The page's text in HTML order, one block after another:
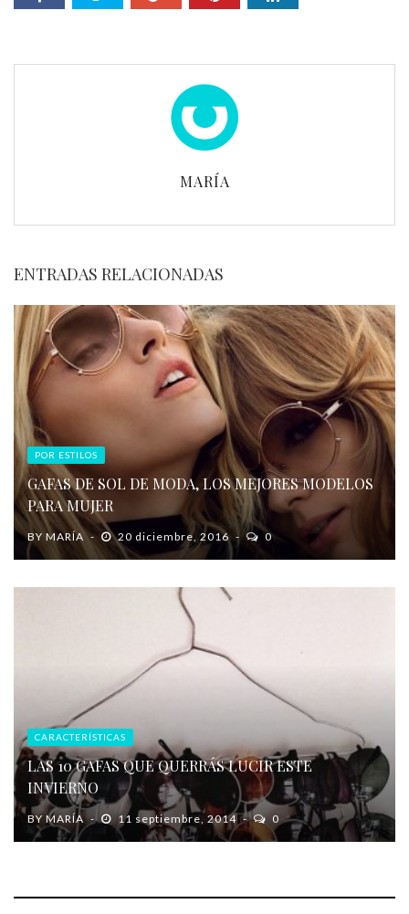
MARÍA
ENTRADAS RELACIONADAS
POR ESTILOS
GAFAS DE SOL DE MODA, LOS MEJORES MODELOS
PARA MUJER
BY MARÍA 20 diciembre, 2016 0
CARACTERÍSTICAS
LAS 10 GAFAS QUE QUERRÁS LUCIR ESTE
INVIERNO
BYMARÍA 11 septiembre, 2014 0